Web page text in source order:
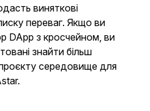
виняткові
переваг. Якщо ви
DApp з кросчейном, ви
знайти більш
середовище для